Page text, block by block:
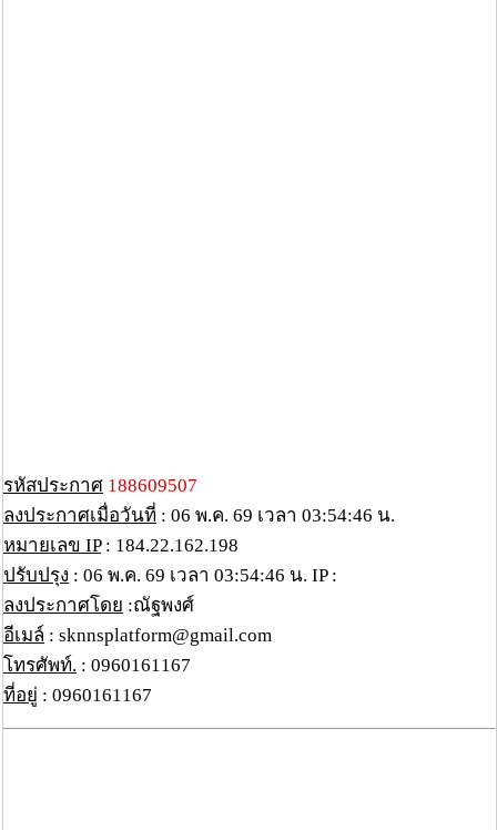
รหัสประกาศ 188609507
ลงประกาศเมื่อวันที่ : 06 พ.ค. 69 เวลา 03:54:46 น.
หมายเลข IP: 184.22.162.198
ปรับปรุง : 06 พ.ค. 69 เวลา 03:54:46 น. IP :
ลงประกาศโดย :ณัฐพงศ์
อีเมล์ : sknnsplatform@gmail.com
โทรศัพท์. : 0960161167
ที่อยู่ : 0960161167